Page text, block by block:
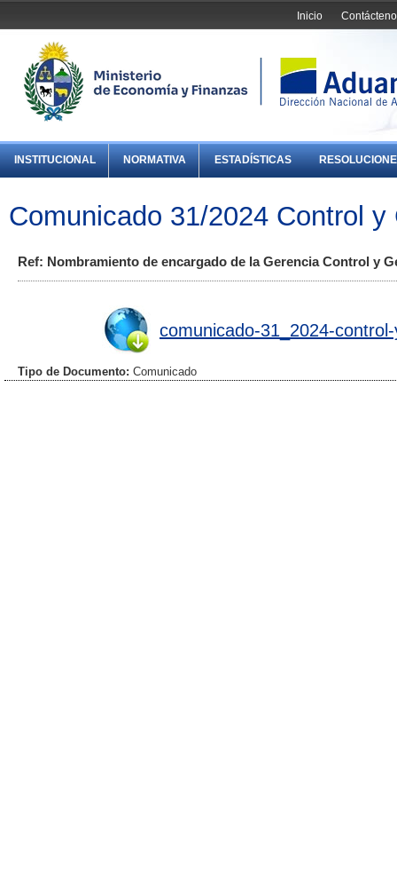
Inicio
INSTITUCIONAL NORMATIVA ESTADÍSTICAS
Comunicado 31/2024 Control
Ref: Nombramiento de encargado de la Gerencia Control y
comunicado-31_2024-
Tipo de Documento: Comunicado